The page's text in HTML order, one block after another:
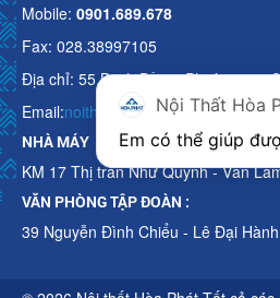
Mobile: 0901.689.678
Fax: 028.38997105
Địa chỉ: 55 Bạch Đằng, Phường 15,
Email:noithathoaphattot@gmail.com
NHÀ MÁY
KM 17 Thị trấn Như Quỳnh - Văn
VĂN PHÒNG TẬP ĐOÀN :
39 Nguyễn Đình Chiểu - Lê Đại
Nội Thất Hòa